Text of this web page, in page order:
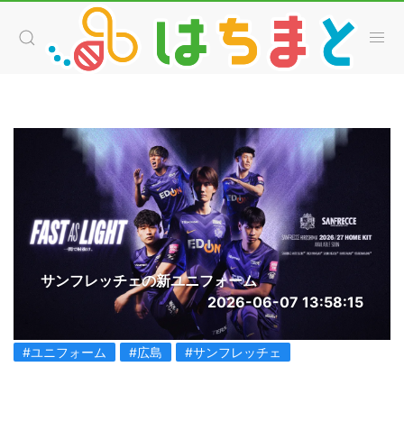
サンフレッチェの新ユニフォーム
2026-06-07 13:58:15
#ユニフォーム #広島 #サンフレッチェ